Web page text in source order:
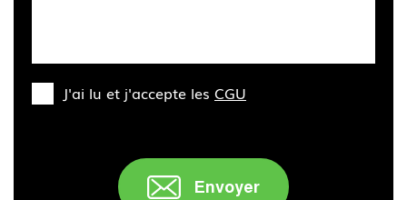
J'ai lu et j'accepte les CGU
Envoyer